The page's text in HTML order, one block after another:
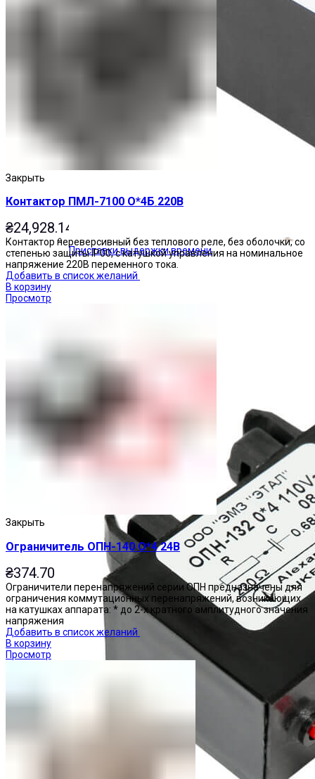
Приставки выдержки времени
Закрыть
Контактор ПМЛ-7100 О*4Б 220В
₴24,928.14
Контактор нереверсивный без теплового реле, без оболочки, со
степенью защиты IP00, с катушкой управления на номинальное
напряжение 220В переменного тока.
Добавить в список желаний
В корзину
Просмотр
Закрыть
Ограничитель ОПН-140 О*4 24В
₴374.70
Ограничители перенапряжений серии ОПН предназначены для
ограничения коммутационных перенапряжений, возникающих
на катушках аппарата: * до 2-х кратного амплитудного значения
напряжения
Добавить в список желаний
В корзину
Просмотр